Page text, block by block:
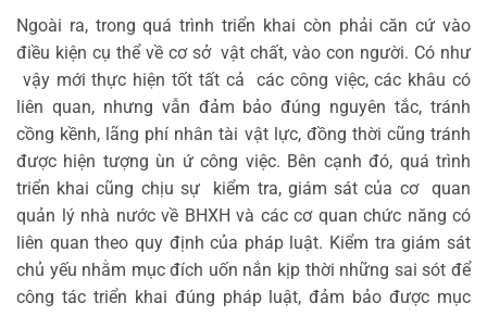
Ngoài ra, trong quá trình triển khai còn phải căn cứ vào
điều kiện cụ thể về cơ sở vật chất, vào con người. Có như
vậy mới thực hiện tốt tất cả các công việc, các khâu có
liên quan, nhưng vẫn đảm bảo đúng nguyên tắc, tránh
cồng kềnh, lãng phí nhân tài vật lực, đồng thời cũng tránh
được hiện tượng ùn ứ công việc. Bên cạnh đó, quá trình
triển khai cũng chịu sự kiểm tra, giám sát của cơ quan
quản lý nhà nước về BHXH và các cơ quan chức năng có
liên quan theo quy định của pháp luật. Kiểm tra giám sát
chủ yếu nhằm mục đích uốn nắn kịp thời những sai sót để
công tác triển khai đúng pháp luật, đảm bảo được mục